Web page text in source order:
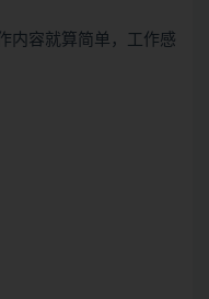
内容就算简单，工作感